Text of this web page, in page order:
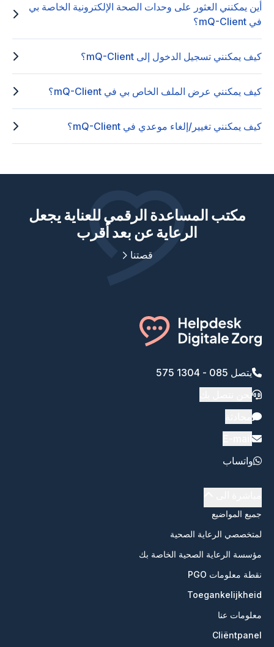
أين يمكنني العثور على وحدات الصحة الإلكترونية الخاصة بي
في mQ-Client؟
كيف يمكنني تسجيل الدخول إلى mQ-Client؟
كيف يمكنني عرض الملف الخاص بي في mQ-Client؟
كيف يمكنني تغيير/إلغاء موعدي في mQ-Client؟
مكتب المساعدة الرقمي للعناية يجعل
الرعاية عن بعد أقرب
قصتنا
يتصل 085 - 1304 575
واتساب
جميع المواضيع
لمتخصصي الرعاية الصحية
مؤسسة الرعاية الصحية الخاصة بك
نقطة معلومات PGO
Toegankelijkheid
معلومات عنا
Cliëntpanel